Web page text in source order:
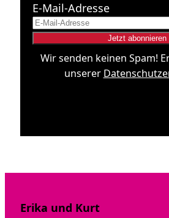
E-Mail-Adresse
Wir senden keinen Spam!
unserer
Erika und Kurt